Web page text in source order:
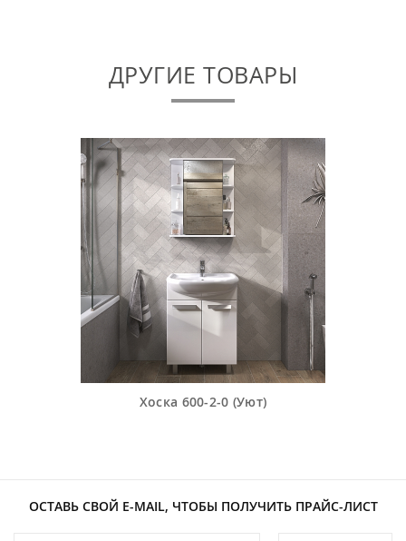
ДРУГИЕ ТОВАРЫ
Хоска 600-2-0 (Уют)
ОСТАВЬ СВОЙ E-MAIL, ЧТОБЫ ПОЛУЧИТЬ ПРАЙС-ЛИСТ